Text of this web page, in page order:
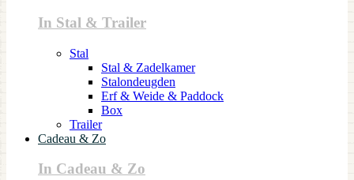
In Stal & Trailer
Stal
Stal & Zadelkamer
Stalondeugden
Erf & Weide & Paddock
Box
Trailer
Cadeau & Zo
In Cadeau & Zo